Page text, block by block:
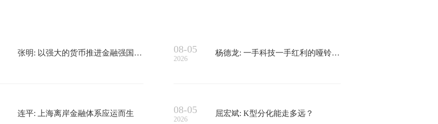
张明: 以强大的货币推进金融强国建设
连平: 上海离岸金融体系应运而生
08-05
2026
杨德龙: 一手科技一手红利的哑铃型策略依然有效
08-05
2026
屈宏斌: K型分化能走多远？